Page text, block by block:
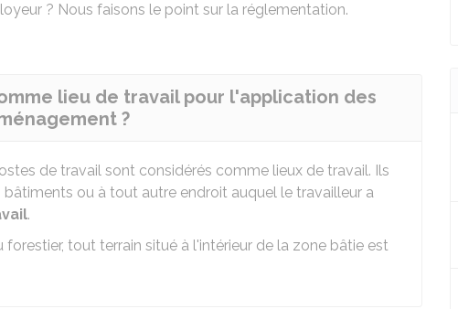
? Nous faisons le point sur la réglementation.
lieu de travail pour l'application des
?
de travail sont considérés comme lieux de travail. Ils
ou à tout autre endroit auquel le travailleur a
.
tout terrain situé à l'intérieur de la zone bâtie est